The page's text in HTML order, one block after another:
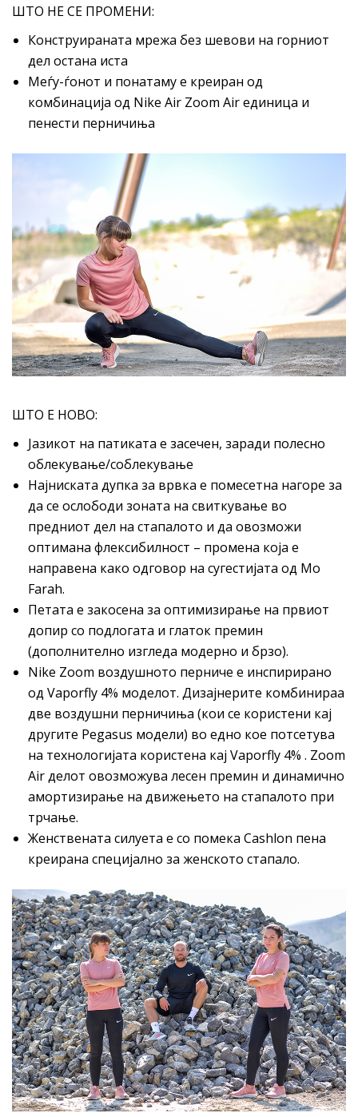
ШТО НЕ СЕ ПРОМЕНИ:
Конструираната мрежа без шевови на горниот
дел остана иста
Meѓу-ѓонот и понатаму е креиран од
комбинација од Nike Air Zoom Air единица и
пенести перничиња
ШТО Е НОВО:
Јазикот на патиката е засечен, заради полесно
облекување/соблекување
Најниската дупка за врвка е помесетна нагоре за
да се ослободи зоната на свиткување во
предниот дел на стапалото и да овозможи
оптимана флексибилност – промена која е
направена како одговор на сугестијата од Mo
Farah.
Петата е закосена за оптимизирање на првиот
допир со подлогата и глаток премин
(дополнително изгледа модерно и брзо).
Nike Zoom воздушното перниче е инспирирано
од Vaporfly 4% моделот. Дизајнерите комбинираа
две воздушни перничиња (кои се користени кај
другите Pegasus модели) во едно кое потсетува
на технологијата користена кај Vaporfly 4% . Zoom
Air делот овозможува лесен премин и динамично
амортизирање на движењето на стапалото при
трчање.
Женствената силуета е со помека Cashlon пена
креирана специјално за женското стапало.